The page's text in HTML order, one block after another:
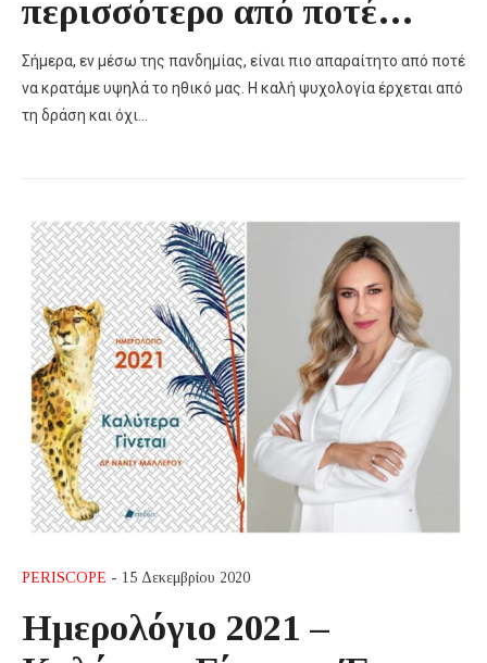
περισσότερο από ποτέ…
Σήμερα, εν μέσω της πανδημίας, είναι πιο απαραίτητο από ποτέ
να κρατάμε υψηλά το ηθικό μας. Η καλή ψυχολογία έρχεται από
τη δράση και όχι…
PERISCOPE - 15 Δεκεμβρίου 2020
Ημερολόγιο 2021 –